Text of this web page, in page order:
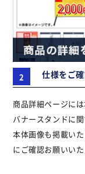
仕様をご
商品詳細ページに
バナースタンドに
本体画像も掲載い
にご確認お願いいた